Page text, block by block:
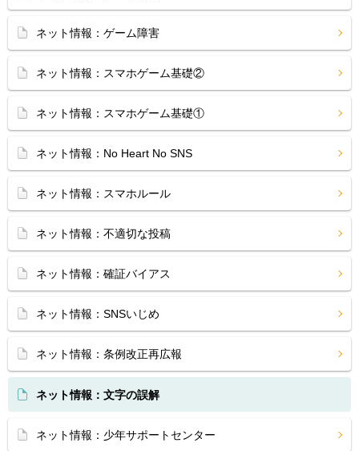
ネット情報：ゲーム障害
ネット情報：スマホゲーム基礎②
ネット情報：スマホゲーム基礎①
ネット情報：No Heart No SNS
ネット情報：スマホルール
ネット情報：不適切な投稿
ネット情報：確証バイアス
ネット情報：SNSいじめ
ネット情報：条例改正再広報
ネット情報：文字の誤解
ネット情報：少年サポートセンター